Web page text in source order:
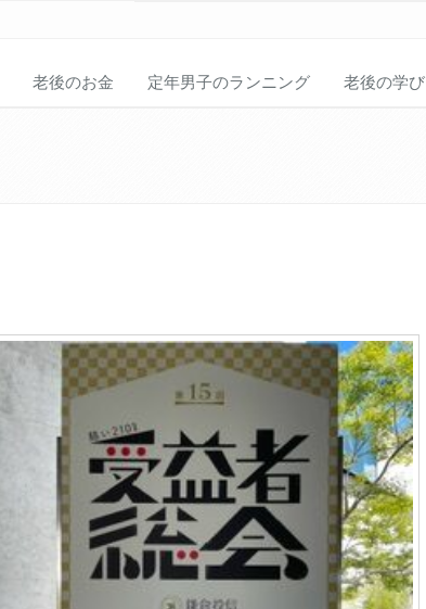
老後のお金 定年男子のランニング 老後の学び